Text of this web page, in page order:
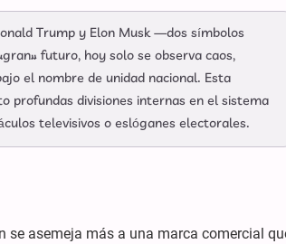
Trump y Elon Musk —dos símbolos
futuro, hoy solo se observa caos,
el nombre de unidad nacional. Esta
profundas divisiones internas en el sistema
televisivos o eslóganes electorales.
asemeja más a una marca comercial